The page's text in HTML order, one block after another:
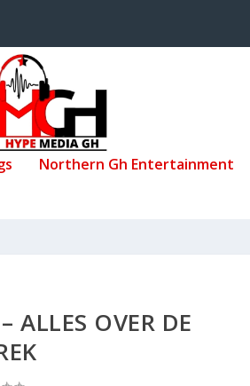
Northern Gh Entertainment
ALLES OVER DE